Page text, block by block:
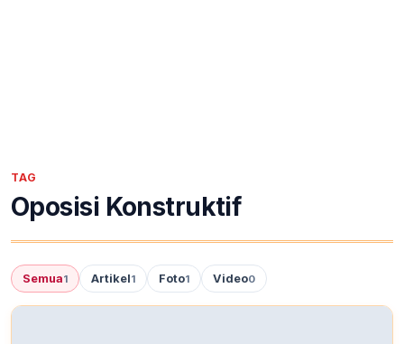
TAG
Oposisi Konstruktif
Semua1 Artikel1 Foto1 Video0